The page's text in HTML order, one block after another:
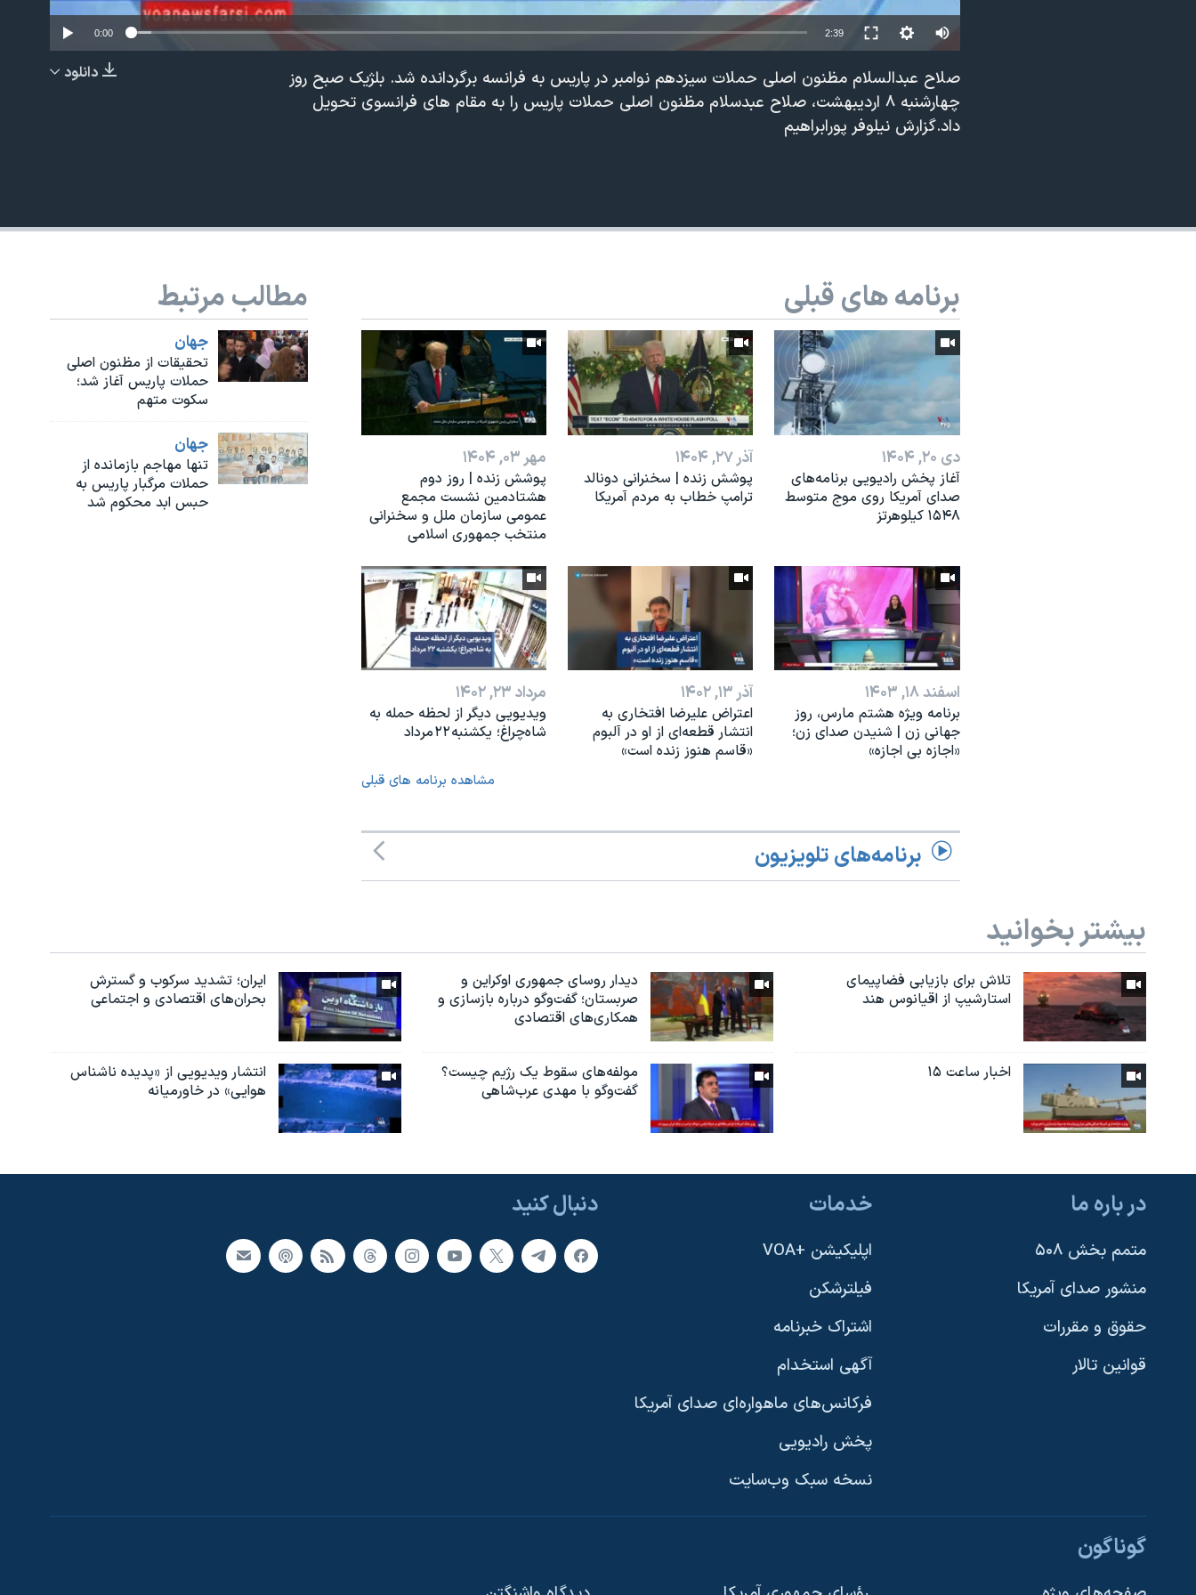
دنبال کنید
EMBED
0:00 2:39
دانلود
صلاح عبدالسلام مظنون اصلی حملات سیزدهم نوامبر در پاریس به فرانسه برگردانده شد. بلژیک صبح روز
چهارشنبه ۸ اردیبهشت، صلاح عبدسلام مظنون اصلی حملات پاریس را به مقام های فرانسوی تحویل
داد.گزارش نیلوفر پورابراهیم
مطالب مرتبط
جهان
تحقیقات از مظنون اصلی
حملات پاریس آغاز شد؛
سکوت متهم
جهان
تنها مهاجم بازمانده از
حملات مرگبار پاریس به
حبس ابد محکوم شد
برنامه های قبلی
دی ۲۰, ۱۴۰۴
آغاز پخش رادیویی برنامه‌های
صدای آمریکا روی موج متوسط
۱۵۴۸ کیلوهرتز
آذر ۲۷, ۱۴۰۴
پوشش زنده | سخنرانی دونالد
ترامپ خطاب به مردم آمریکا
مهر ۰۳, ۱۴۰۴
پوشش زنده | روز دوم
هشتادمین نشست مجمع
عمومی سازمان ملل و سخنرانی
منتخب جمهوری اسلامی
اسفند ۱۸, ۱۴۰۳
برنامه ویژه هشتم مارس، روز
جهانی زن | شنیدن صدای زن؛
«اجازه بی اجازه»
آذر ۱۳, ۱۴۰۲
اعتراض علیرضا افتخاری به
انتشار قطعه‌ای از او در آلبوم
«قاسم هنوز زنده است»
مرداد ۲۳, ۱۴۰۲
ویدیویی دیگر از لحظه حمله به
شاه‌چراغ؛ یکشنبه ۲۲ مرداد
مشاهده برنامه های قبلی
برنامه‌های تلویزیون
بیشتر بخوانید
تلاش برای بازیابی فضاپیمای
استارشیپ از اقیانوس هند
دیدار روسای جمهوری اوکراین و
صربستان؛ گفت‌وگو درباره بازسازی و
همکاری‌های اقتصادی
ایران؛ تشدید سرکوب و گسترش
بحران‌های اقتصادی و اجتماعی
اخبار ساعت ۱۵
مولفه‌های سقوط یک رژیم چیست؟
گفت‌وگو با مهدی عرب‌شاهی
انتشار ویدیویی از «پدیده‌ ناشناس
هوایی» در خاورمیانه
دنبال کنید در باره ما
متمم بخش ۵۰۸
منشور صدای آمریکا
حقوق و مقررات
قوانین تالار
خدمات
اپلیکیشن +VOA
فیلترشکن
اشتراک خبرنامه
آگهی استخدام
فرکانس‌های ماهواره‌ای صدای آمریکا
پخش رادیویی
نسخه سبک وب‌سایت
گوناگون